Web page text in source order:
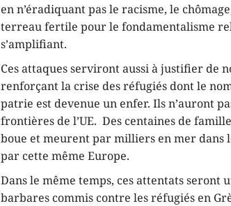
en n’éradiquant pas le racisme, le
terreau fertile pour le fondamentalisme
s’amplifiant.
Ces attaques serviront aussi à justifier de
renforçant la crise des réfugiés dont le
patrie est devenue un enfer. Ils n’auront
frontières de l’UE. Des centaines de
boue et meurent par milliers en mer dans
par cette même Europe.
Dans le même temps, ces attentats seront
barbares commis contre les réfugiés en